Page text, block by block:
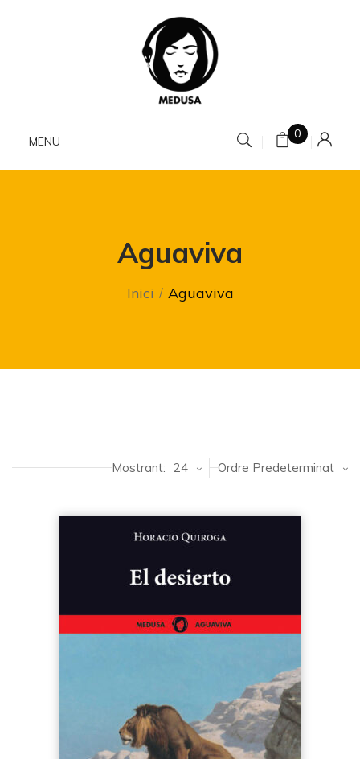
MENU
0
Aguaviva
Inici Aguaviva
Ordre Predeterminat
Mostrant: 24